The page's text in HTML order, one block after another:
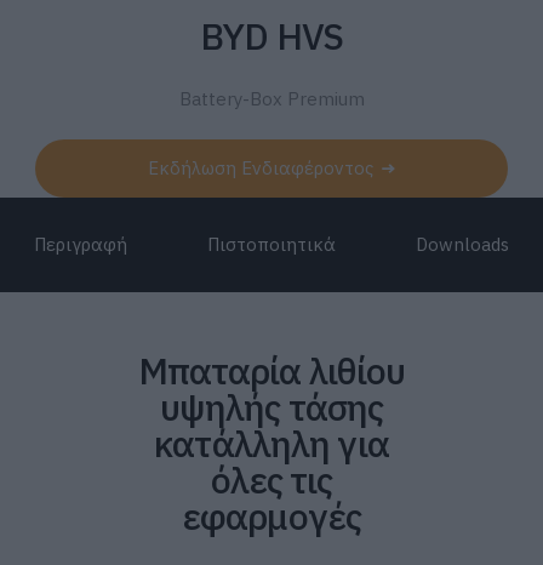
BYD HVS
Battery-Box Premium
Εκδήλωση Ενδιαφέροντος
Περιγραφή Πιστοποιητικά Downloads
Μπαταρία λιθίου
υψηλής τάσης
κατάλληλη για
όλες τις
εφαρμογές